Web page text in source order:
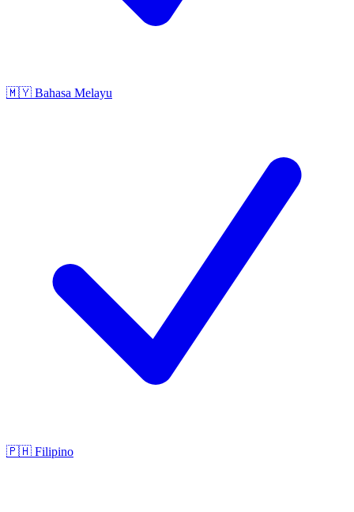
🇲🇾 Bahasa Melayu
🇵🇭 Filipino